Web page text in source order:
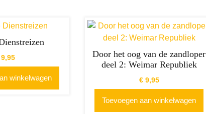
winkelwagen
Door het oog van de zandloper
deel 2: Weimar Republiek
€9,95
Toevoegen aan winkelwagen